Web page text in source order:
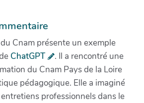
Cnam présente un exemple
ChatGPT
. Il a rencontré une
du Cnam Pays de la Loire
pédagogique. Elle a imaginé
professionnels dans le